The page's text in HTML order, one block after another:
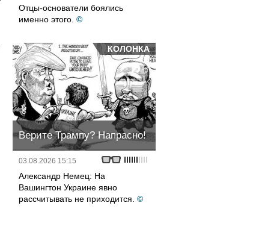
Отцы-основатели боялись
именно этого. ©
КОЛОНКА
Верите Трампу? Напрасно!
03.08.2026 15:15
Александр Немец: На
Вашингтон Украине явно
рассчитывать не приходится. ©